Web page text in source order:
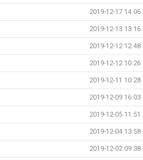
2019-12-17 14:06
2019-12-13 13:16
2019-12-12 12:48
2019-12-12 10:26
2019-12-11 10:28
2019-12-09 16:03
2019-12-05 11:51
2019-12-04 13:58
2019-12-02 09:38